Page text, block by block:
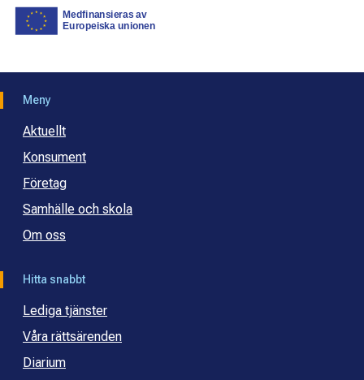
Meny
Aktuellt
Konsument
Företag
Samhälle och skola
Om oss
Hitta snabbt
Lediga tjänster
Våra rättsärenden
Diarium